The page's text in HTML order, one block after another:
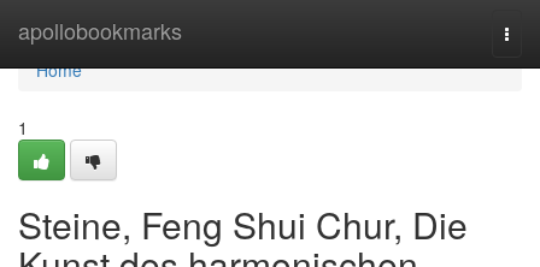
apollobookmarks
Home
Home
1
Steine, Feng Shui Chur, Die